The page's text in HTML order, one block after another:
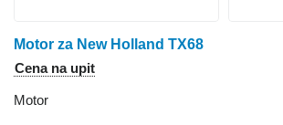
Motor za New Holland TX68
Cena na upit
Motor